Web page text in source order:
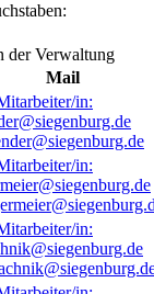
der Verwaltung
Mail